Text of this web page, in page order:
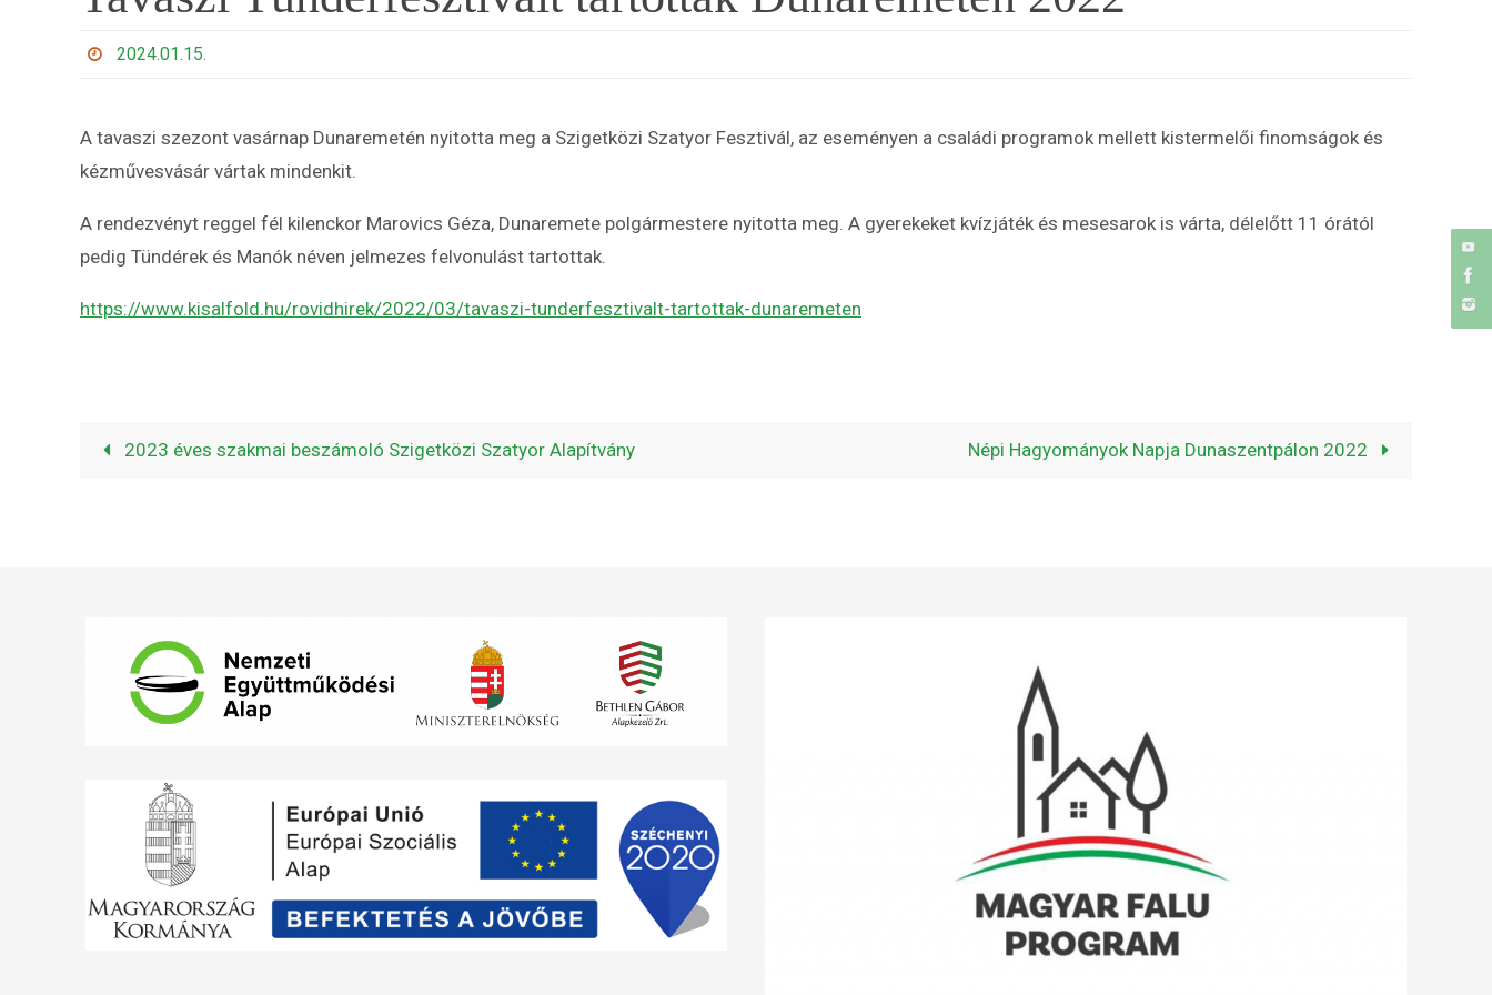
2024.01.15.
A tavaszi szezont vasárnap Dunaremetén nyitotta meg a Szigetközi Szatyor Fesztivál, az eseményen a családi programok mellett kistermelői finomságok és
kézművesvásár vártak mindenkit.
A rendezvényt reggel fél kilenckor Marovics Géza, Dunaremete polgármestere nyitotta meg. A gyerekeket kvízjáték és mesesarok is várta, délelőtt 11 órától
pedig Tündérek és Manók néven jelmezes felvonulást tartottak.
https://www.kisalfold.hu/rovidhirek/2022/03/tavaszi-tunderfesztivalt-tartottak-dunaremeten
2023 éves szakmai beszámoló Szigetközi Szatyor Alapítvány Népi Hagyományok Napja Dunaszentpálon 2022